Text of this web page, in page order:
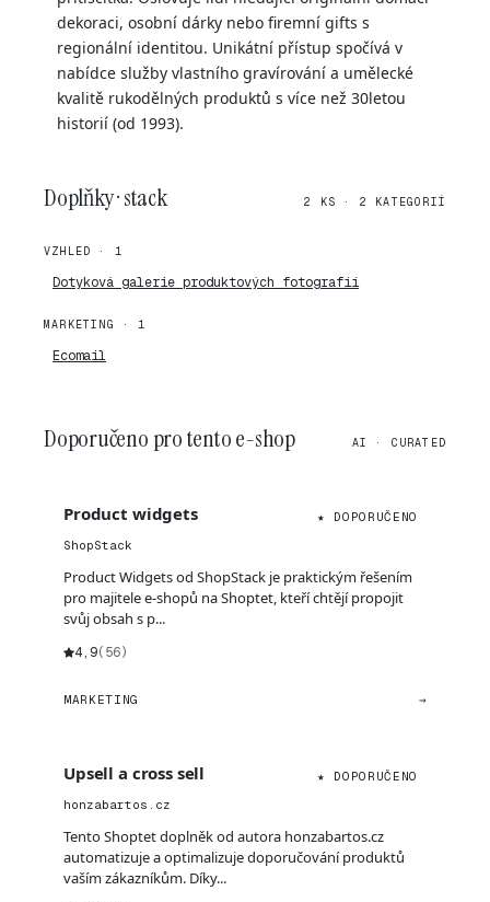
dekoraci, osobní dárky nebo firemní gifts s
regionální identitou. Unikátní přístup spočívá v
nabídce služby vlastního gravírování a umělecké
kvalitě rukodělných produktů s více než 30letou
historií (od 1993).
Doplňky · stack 2 KS · 2 KATEGORIÍ
VZHLED · 1
Dotyková galerie produktových fotografií
MARKETING · 1
Ecomail
Doporučeno pro tento e-shop AI · CURATED
Product widgets
★ DOPORUČENO
ShopStack
Product Widgets od ShopStack je praktickým řešením
pro majitele e-shopů na Shoptet, kteří chtějí propojit
svůj obsah s p...
4,9(56)
MARKETING →
Upsell a cross sell
★ DOPORUČENO
honzabartos.cz
Tento Shoptet doplněk od autora honzabartos.cz
automatizuje a optimalizuje doporučování produktů
vaším zákazníkům. Díky...